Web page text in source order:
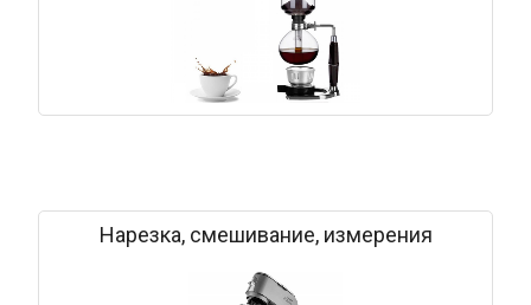
Нарезка, смешивание, измерения